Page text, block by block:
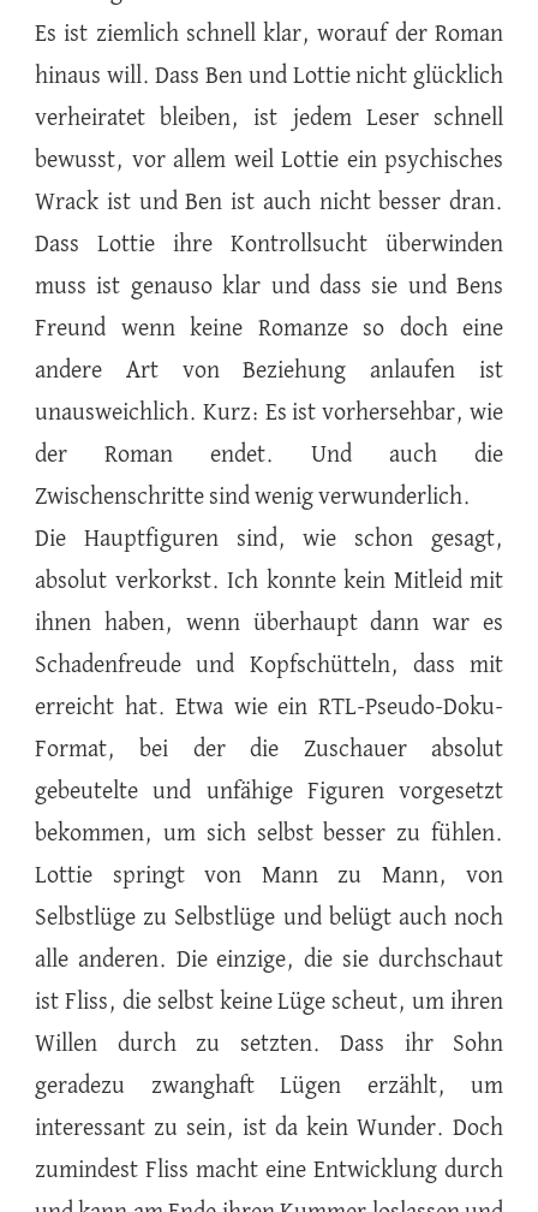
Es ist ziemlich schnell klar, worauf der Roman
hinaus will. Dass Ben und Lottie nicht glücklich
verheiratet bleiben, ist jedem Leser schnell
bewusst, vor allem weil Lottie ein psychisches
Wrack ist und Ben ist auch nicht besser dran.
Dass Lottie ihre Kontrollsucht überwinden
muss ist genauso klar und dass sie und Bens
Freund wenn keine Romanze so doch eine
andere Art von Beziehung anlaufen ist
unausweichlich. Kurz: Es ist vorhersehbar, wie
der Roman endet. Und auch die
Zwischenschritte sind wenig verwunderlich.
Die Hauptfiguren sind, wie schon gesagt,
absolut verkorkst. Ich konnte kein Mitleid mit
ihnen haben, wenn überhaupt dann war es
Schadenfreude und Kopfschütteln, dass mit
erreicht hat. Etwa wie ein RTL-Pseudo-Doku-
Format, bei der die Zuschauer absolut
gebeutelte und unfähige Figuren vorgesetzt
bekommen, um sich selbst besser zu fühlen.
Lottie springt von Mann zu Mann, von
Selbstlüge zu Selbstlüge und belügt auch noch
alle anderen. Die einzige, die sie durchschaut
ist Fliss, die selbst keine Lüge scheut, um ihren
Willen durch zu setzten. Dass ihr Sohn
geradezu zwanghaft Lügen erzählt, um
interessant zu sein, ist da kein Wunder. Doch
zumindest Fliss macht eine Entwicklung durch